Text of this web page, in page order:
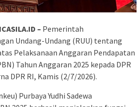
– Pemerintah
Undang-Undang (RUU) tentang
Pelaksanaan Anggaran Pendapatan
Tahun Anggaran 2025 kepada DPR
DPR RI, Kamis (2/7/2026).
Purbaya Yudhi Sadewa